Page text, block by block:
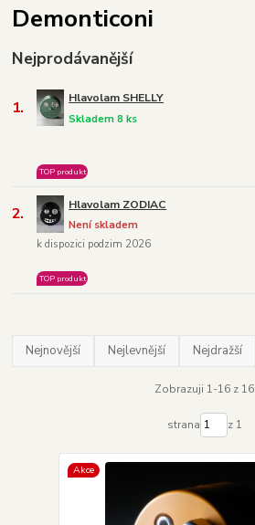
Demonticoni
Nejprodávanější
1. Hlavolam SHELLY
Skladem 8 ks
TOP produkt
2. Hlavolam ZODIAC
k dispozici podzim 2026
Není skladem
TOP produkt
Nejnovější Nejlevnější Nejdražší
Zobrazuji 1-16 z 16
strana z 1
Akce